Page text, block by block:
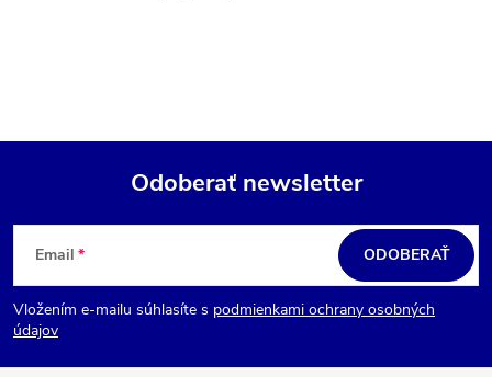
Z
p
t
Odoberať newsletter
Email
Vložením e-mailu súhlasíte s podmienkami ochrany osobných
údajov
ODOBERAŤ